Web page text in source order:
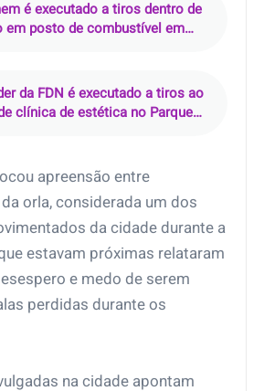
é executado a tiros dentro de
em posto de combustível em
da FDN é executado a tiros ao
clínica de estética no Parque
apreensão entre
orla, considerada um dos
da cidade durante a
estavam próximas relataram
e medo de serem
perdidas durante os
na cidade apontam